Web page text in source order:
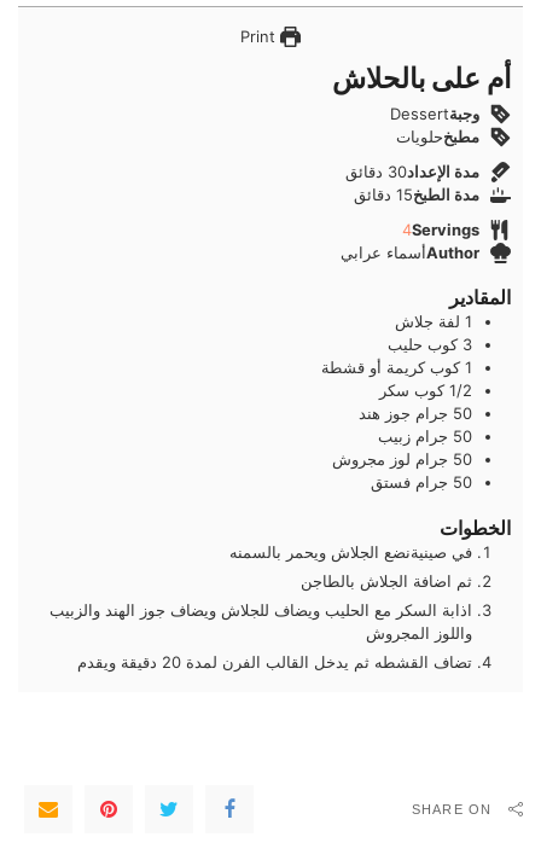
Print
أم على بالحلاش
وجبةDessert
مطبخحلويات
مدة الإعداد30 دقائق
دقائق
مدة الطبخ15دقائق
دقائق
Servings
4
Authorأسماء عرابي
المقادير
1 لفة جلاش
3 كوب حليب
1 كوبكريمة أو قشطة
1/2 كوب سكر
50 جرام جوز هند
50 جرام زبيب
50 جرام لوز مجروش
50 جرام فستق
الخطوات
في صينيةنضع الجلاش ويحمر بالسمنه
ثم اضافة الجلاش بالطاجن
اذابة السكر مع الحليب ويضاف للجلاش ويضاف جوز الهند والزبيب
واللوز المجروش
تضاف القشطه ثم يدخل القالب الفرن لمدة 20 دقيقة ويقدم
SHARE ON